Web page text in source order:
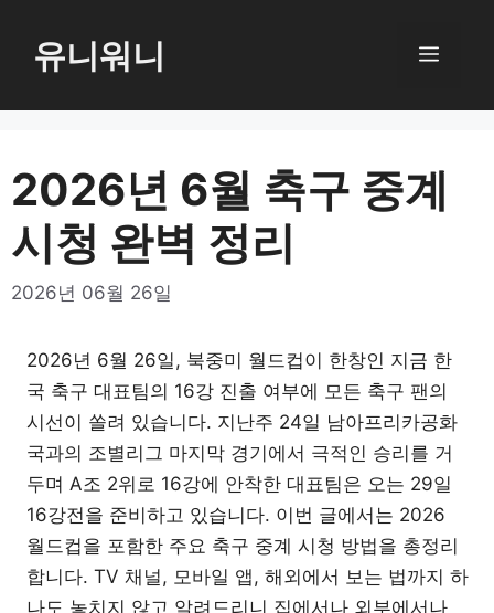
로
너
뛰
유니워니 메
2026년 6월 축구 중계
시청 완벽 정리
2026년 06월 26일
2026년 6월 26일, 북중미 월드컵이 한창인 지금 한
국 축구 대표팀의 16강 진출 여부에 모든 축구 팬의
시선이 쏠려 있습니다. 지난주 24일 남아프리카공화
국과의 조별리그 마지막 경기에서 극적인 승리를 거
두며 A조 2위로 16강에 안착한 대표팀은 오는 29일
16강전을 준비하고 있습니다. 이번 글에서는 2026
월드컵을 포함한 주요 축구 중계 시청 방법을 총정리
합니다. TV 채널, 모바일 앱, 해외에서 보는 법까지 하
나도 놓치지 않고 알려드리니 집에서나 외부에서나